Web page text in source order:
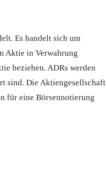
Es handelt sich um
Aktie in Verwahrung
beziehen. ADRs werden
sind. Die Aktiengesellschaft
für eine Börsennotierung